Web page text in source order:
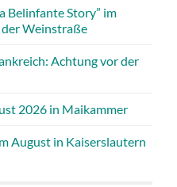
Belinfante Story” im
Weinstraße
Achtung vor der
2026 in Maikammer
August in Kaiserslautern